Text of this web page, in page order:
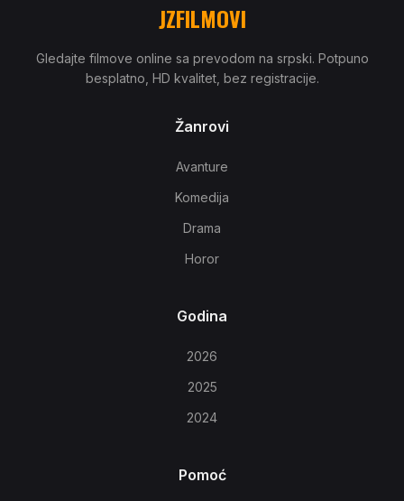
JZFILMOVI
Gledajte filmove online sa prevodom na srpski. Potpuno
besplatno, HD kvalitet, bez registracije.
Žanrovi
Avanture
Komedija
Drama
Horor
Godina
2026
2025
2024
Pomoć